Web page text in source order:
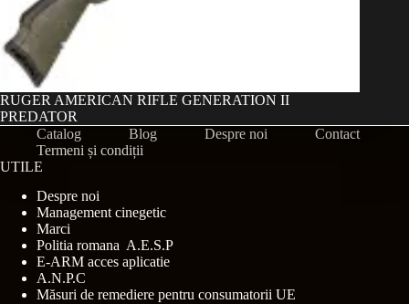
RUGER AMERICAN RIFLE GENERATION II
PREDATOR
Catalog
Blog Despre noi
Contact
Termeni și condiții
UTILE
Despre noi
Management cinegetic
Marci
Politia romana A.E.S.P
E-ARM acces aplicatie
A.N.P.C
Măsuri de remediere pentru consumatorii UE